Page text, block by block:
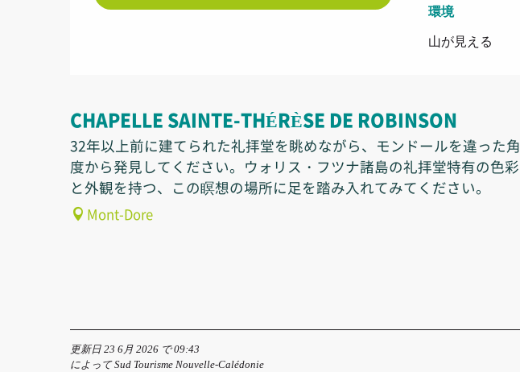
環境
環境
山が見える
CHAPELLE SAINTE-THÉRÈSE DE ROBINSON
32年以上前に建てられた礼拝堂を眺めながら、モンドールを違った角
度から発見してください。ウォリス・フツナ諸島の礼拝堂特有の色彩
と外観を持つ、この瞑想の場所に足を踏み入れてみてください。
Mont-Dore
更新日 23 6月 2026 で 09:43
によって Sud Tourisme Nouvelle-Calédonie